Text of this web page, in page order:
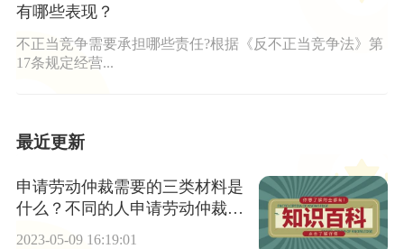
有哪些表现？
不正当竞争需要承担哪些责任?根据《反不正当竞争法》第
17条规定经营...
最近更新
申请劳动仲裁需要的三类材料是
什么？不同的人申请劳动仲裁需
要的材料相同吗？
2023-05-09 16:19:01